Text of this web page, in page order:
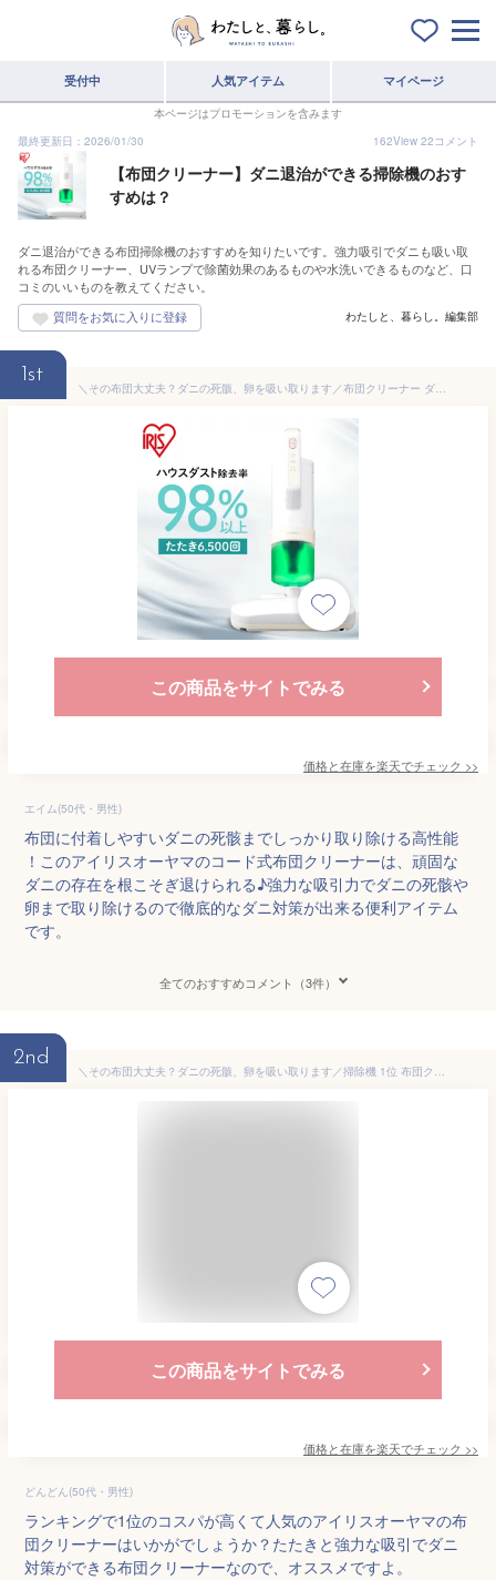
受付中 人気アイテム マイページ
本ページはプロモーションを含みます
最終更新日：2026/01/30
162View 22コメント
【布団クリーナー】ダニ退治ができる掃除機のおす
すめは？
ダニ退治ができる布団掃除機のおすすめを知りたいです。強力吸引でダニも吸い取
れる布団クリーナー、UVランプで除菌効果のあるものや水洗いできるものなど、口
コミのいいものを教えてください。
わたしと、暮らし。編集部
1st
＼その布団大丈夫？ダニの死骸、卵を吸い取ります／布団クリーナー ダニ 掃除機 サイクロン アイリスオーヤマ コード式 軽量 ワイド 温風 ペットの毛 布団掃除機 ダニ 強力吸引 軽量 ハウスダスト 花粉 お手入れ簡単 カラリエ FCA-13
この商品をサイトでみる
価格と在庫を楽天でチェック >>
エイム(50代・男性)
布団に付着しやすいダニの死骸までしっかり取り除ける高性能
！このアイリスオーヤマのコード式布団クリーナーは、頑固な
ダニの存在を根こそぎ退けられる♪強力な吸引力でダニの死骸や
卵まで取り除けるので徹底的なダニ対策が出来る便利アイテム
です。
全てのおすすめコメント（3件）
2nd
＼その布団大丈夫？ダニの死骸、卵を吸い取ります／掃除機 1位 布団クリーナー ダニ 温風 布団掃除機 ハウスダスト 除去 たたき 吸引力 サイクロンストリームヘッド ダニちりセンサー お手入れ簡単 軽量 IC-FAC2 アイリスオーヤマ *
この商品をサイトでみる
価格と在庫を楽天でチェック >>
どんどん(50代・男性)
ランキングで1位のコスパが高くて人気のアイリスオーヤマの布
団クリーナーはいかがでしょうか？たたきと強力な吸引でダニ
対策ができる布団クリーナーなので、オススメですよ。